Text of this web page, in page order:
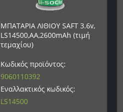
ΜΠΑΤΑΡΙΑ ΛΙΘΙΟΥ SAFT 3.6v,
LS14500,AA,2600mAh (τιμή
τεμαχίου)
Κωδικός προϊόντος:
9060110392
Εναλλακτικός κωδικός:
LS14500